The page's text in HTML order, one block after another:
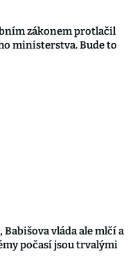
zákonem protlačil
ministerstva. Bude to
Babišova vláda ale mlčí a
počasí jsou trvalými